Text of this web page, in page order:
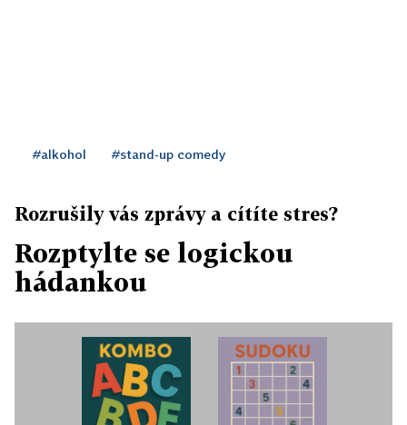
#alkohol #stand-up comedy
Rozrušily vás zprávy a cítíte stres?
Rozptylte se logickou
hádankou